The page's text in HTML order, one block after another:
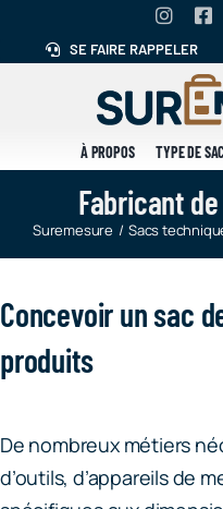
SE FAIRE RAPPELER
À PROPOS TYPE DE SAC
Fabricant
Suremesure Sacs
Concevoir un sac
produits
De nombreux métiers
d’outils, d’appareils de